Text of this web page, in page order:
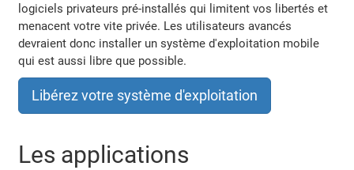
logiciels privateurs pré-installés qui limitent vos libertés et
menacent votre vite privée. Les utilisateurs avancés
devraient donc installer un système d'exploitation mobile
qui est aussi libre que possible.
Libérez votre système d'exploitation
Les applications